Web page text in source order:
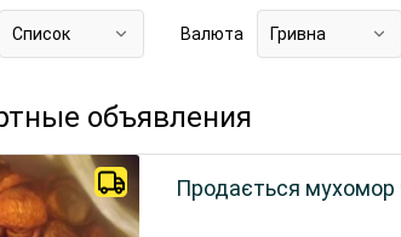
Список Валюта Гривна
объявления
Продається мухомор